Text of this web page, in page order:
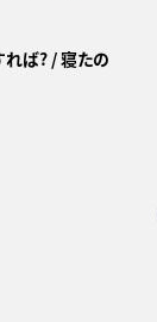
れば? / 寝たの